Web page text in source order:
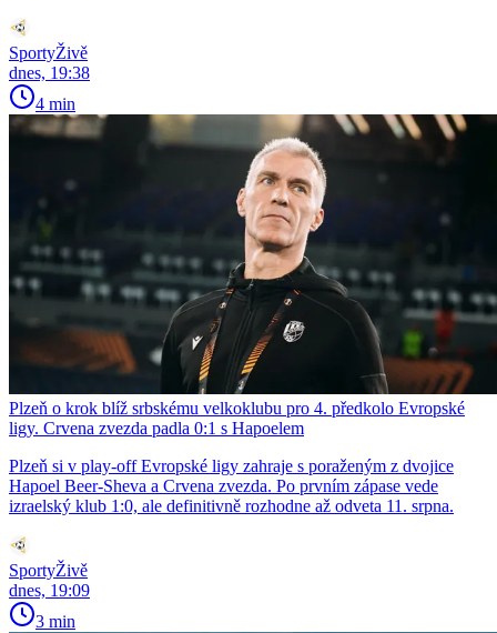
SportyŽivě
dnes, 19:38
4 min
Plzeň o krok blíž srbskému velkoklubu pro 4. předkolo Evropské
ligy. Crvena zvezda padla 0:1 s Hapoelem
Plzeň si v play-off Evropské ligy zahraje s poraženým z dvojice
Hapoel Beer-Sheva a Crvena zvezda. Po prvním zápase vede
izraelský klub 1:0, ale definitivně rozhodne až odveta 11. srpna.
SportyŽivě
dnes, 19:09
3 min